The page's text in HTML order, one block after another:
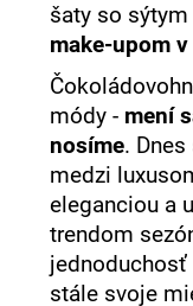
šaty so
make-upom
módy - mení
nosíme.
medzi
eleganciou a
trendom
jednoduchosť
stále svoje